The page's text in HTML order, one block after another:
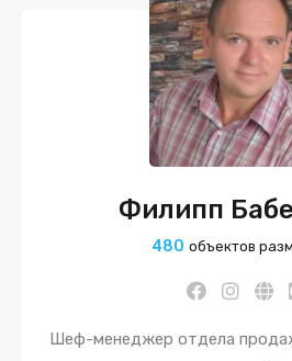
Филипп
480 объектов
Шеф-менеджер отдела